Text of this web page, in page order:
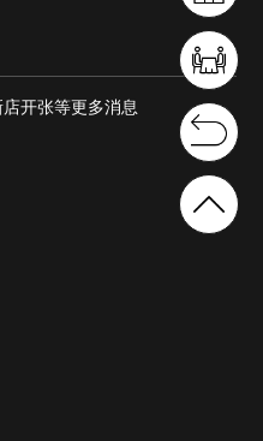
开张等更多消息